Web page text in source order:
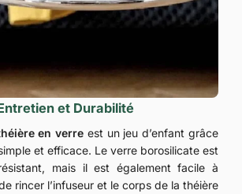
et Durabilité
en verre est un jeu d’enfant grâce
et efficace. Le verre borosilicate est
mais il est également facile à
rincer l’infuseur et le corps de la théière